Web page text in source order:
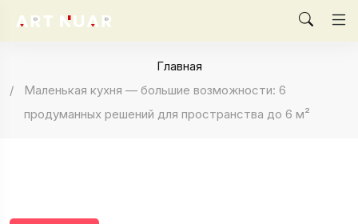
Главная
Маленькая кухня — большие возможности: 6
продуманных решений для пространства до 6 м²